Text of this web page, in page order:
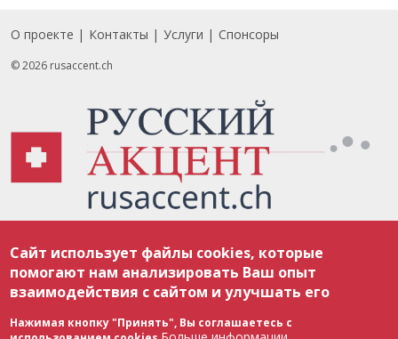
Footer
О проекте Контакты Услуги Спонсоры
© 2026 rusaccent.ch
соответствии с законодательством Швейцарии об авторском праве и
международными соглашениями. Полное или частичное использование
материалов возможно только с разрешения редакции. В случае полного
или частичного воспроизведения материалов сайта rusaccent.ch,
ОБЯЗАТЕЛЬНА АКТИВНАЯ ГИПЕРССЫЛКА на конкретный заимствованный
текст. Фотоизображения, размещенные редакцией rusaccent.ch, являются
ее исключительной собственностью. Полное или частичное
Сайт использует файлы cookies, которые
помогают нам анализировать Ваш опыт
взаимодействия с сайтом и улучшать его
Нажимая кнопку "Принять", Вы соглашаетесь с